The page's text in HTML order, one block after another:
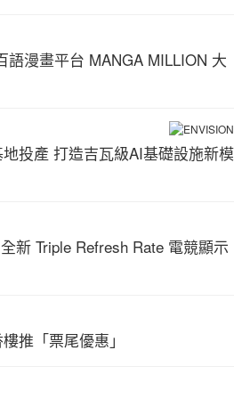
語漫畫平台 MANGA MILLION 大
投產 打造吉瓦級AI基礎設施新模
新 Triple Refresh Rate 電競顯示
推「票尾優惠」